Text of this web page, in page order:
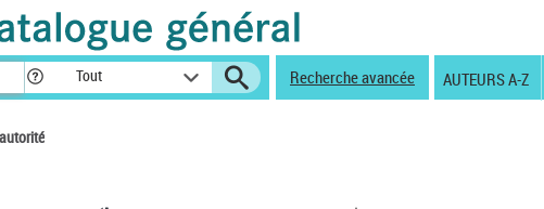
Tout Recherche avancée AUTEURS A-Z